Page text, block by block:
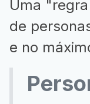
Uma
de
e no